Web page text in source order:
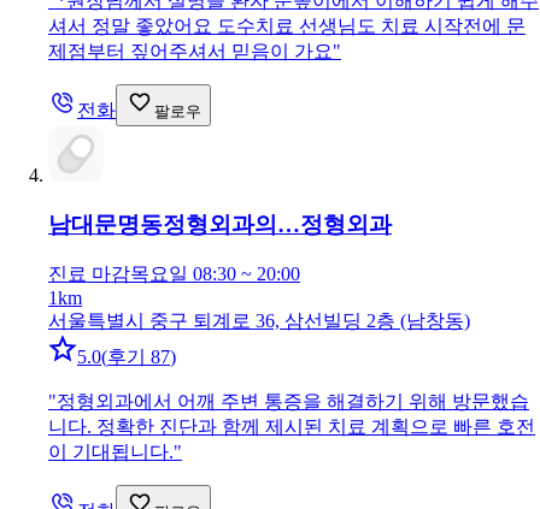
셔서 정말 좋았어요 도수치료 선생님도 치료 시작전에 문
제점부터 짚어주셔서 믿음이 가요"
전화 팔로우
남대문명동정형외과의…정형외과
진료 마감목요일 08:30 ~ 20:00
1km
서울특별시 중구 퇴계로 36, 삼선빌딩 2층 (남창동)
5.0(후기 87)
"정형외과에서 어깨 주변 통증을 해결하기 위해 방문했습
니다. 정확한 진단과 함께 제시된 치료 계획으로 빠른 호전
이 기대됩니다."